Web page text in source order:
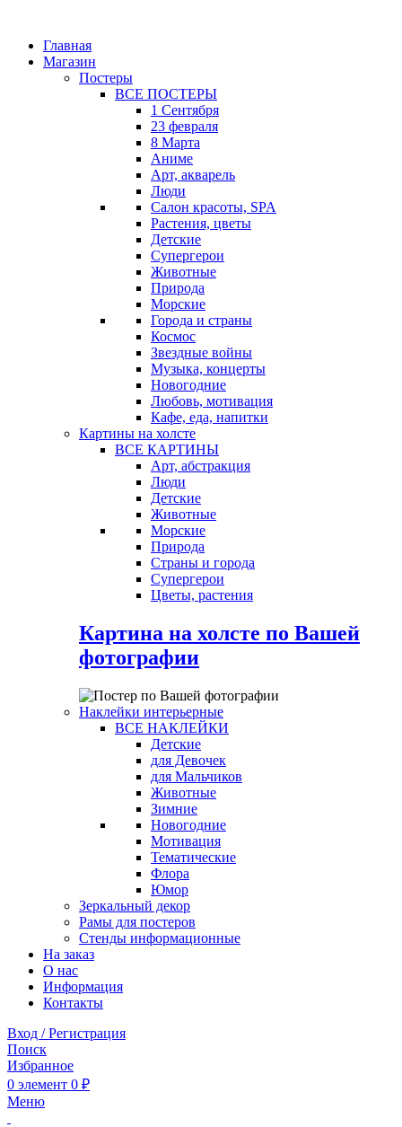
Главная
Магазин
Постеры
ВСЕ ПОСТЕРЫ
1 Сентября
23 февраля
8 Марта
Аниме
Арт, акварель
Люди
Салон красоты, SPA
Растения, цветы
Детские
Супергерои
Животные
Природа
Морские
Города и страны
Космос
Звездные войны
Музыка, концерты
Новогодние
Любовь, мотивация
Кафе, еда, напитки
Картины на холсте
ВСЕ КАРТИНЫ
Арт, абстракция
Люди
Детские
Животные
Морские
Природа
Страны и города
Супергерои
Цветы, растения
Картина на холсте по Вашей
фотографии
Наклейки интерьерные
ВСЕ НАКЛЕЙКИ
Детские
для Девочек
для Мальчиков
Животные
Зимние
Новогодние
Мотивация
Тематические
Флора
Юмор
Зеркальный декор
Рамы для постеров
Стенды информационные
На заказ
О нас
Информация
Контакты
Вход / Регистрация
Поиск
Избранное
0 элемент 0 ₽
Меню